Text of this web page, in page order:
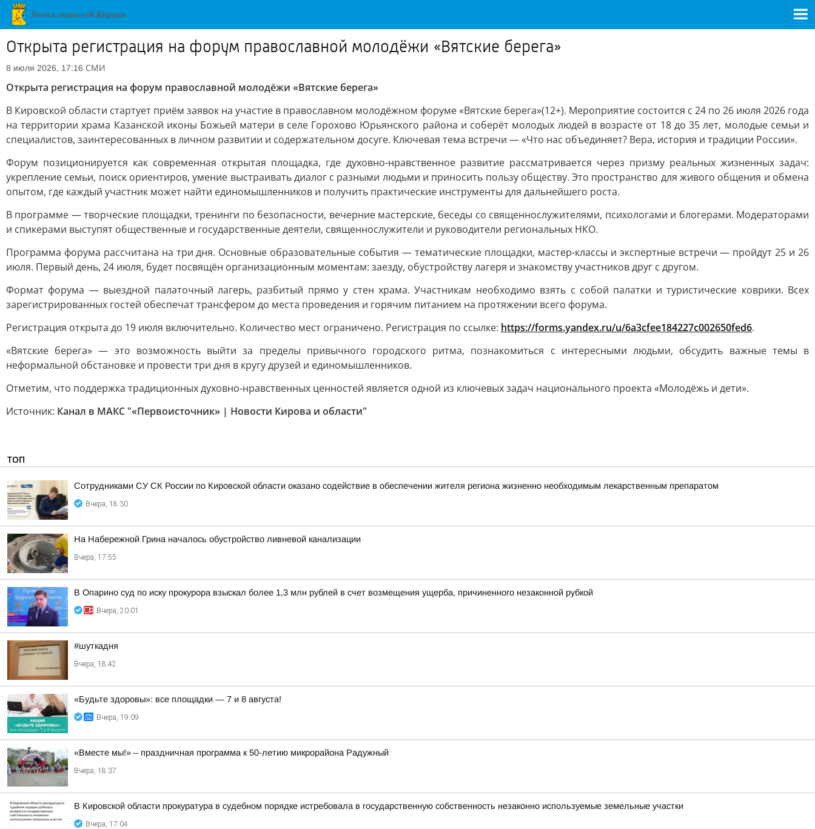
Открыта регистрация на форум православной молодёжи «Вятские берега»
8 июля 2026, 17:16 СМИ
Открыта регистрация на форум православной молодёжи «Вятские берега»
В Кировской области стартует приём заявок на участие в православном молодёжном форуме «Вятские берега»(12+). Мероприятие состоится с 24 по 26 июля 2026 года
на территории храма Казанской иконы Божьей матери в селе Горохово Юрьянского района и соберёт молодых людей в возрасте от 18 до 35 лет, молодые семьи и
специалистов, заинтересованных в личном развитии и содержательном досуге. Ключевая тема встречи — «Что нас объединяет? Вера, история и традиции России».
Форум позиционируется как современная открытая площадка, где духовно-нравственное развитие рассматривается через призму реальных жизненных задач:
укрепление семьи, поиск ориентиров, умение выстраивать диалог с разными людьми и приносить пользу обществу. Это пространство для живого общения и обмена
опытом, где каждый участник может найти единомышленников и получить практические инструменты для дальнейшего роста.
В программе — творческие площадки, тренинги по безопасности, вечерние мастерские, беседы со священнослужителями, психологами и блогерами. Модераторами
и спикерами выступят общественные и государственные деятели, священнослужители и руководители региональных НКО.
Программа форума рассчитана на три дня. Основные образовательные события — тематические площадки, мастер-классы и экспертные встречи — пройдут 25 и 26
июля. Первый день, 24 июля, будет посвящён организационным моментам: заезду, обустройству лагеря и знакомству участников друг с другом.
Формат форума — выездной палаточный лагерь, разбитый прямо у стен храма. Участникам необходимо взять с собой палатки и туристические коврики. Всех
зарегистрированных гостей обеспечат трансфером до места проведения и горячим питанием на протяжении всего форума.
Регистрация открыта до 19 июля включительно. Количество мест ограничено. Регистрация по ссылке: https://forms.yandex.ru/u/6a3cfee184227c002650fed6.
«Вятские берега» — это возможность выйти за пределы привычного городского ритма, познакомиться с интересными людьми, обсудить важные темы в
неформальной обстановке и провести три дня в кругу друзей и единомышленников.
Отметим, что поддержка традиционных духовно-нравственных ценностей является одной из ключевых задач национального проекта «Молодёжь и дети».
Источник: Канал в МАКС "«Первоисточник» | Новости Кирова и области"
ТОП
Сотрудниками СУ СК России по Кировской области оказано содействие в обеспечении жителя региона жизненно необходимым лекарственным препаратом
Вчера, 18:30
На Набережной Грина началось обустройство ливневой канализации
Вчера, 17:55
В Опарино суд по иску прокурора взыскал более 1,3 млн рублей в счет возмещения ущерба, причиненного незаконной рубкой
Вчера, 20:01
#шуткадня
Вчера, 18:42
«Будьте здоровы»: все площадки — 7 и 8 августа!
Вчера, 19:09
«Вместе мы!» – праздничная программа к 50-летию микрорайона Радужный
Вчера, 18:37
В Кировской области прокуратура в судебном порядке истребовала в государственную собственность незаконно используемые земельные участки
Вчера, 17:04